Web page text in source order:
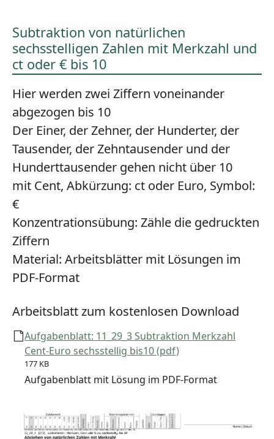
Subtraktion von natürlichen
sechsstelligen Zahlen mit Merkzahl und
ct oder € bis 10
Hier werden zwei Ziffern voneinander
abgezogen bis 10
Der Einer, der Zehner, der Hunderter, der
Tausender, der Zehntausender und der
Hunderttausender gehen nicht über 10
mit Cent, Abkürzung: ct oder Euro, Symbol:
€
Konzentrationsübung: Zähle die gedruckten
Ziffern
Material: Arbeitsblätter mit Lösungen im
PDF-Format
Arbeitsblatt zum kostenlosen Download
Aufgabenblatt: 11_29_3 Subtraktion Merkzahl
Cent-Euro sechsstellig bis10 (pdf)
177 KB
Aufgabenblatt mit Lösung im PDF-Format